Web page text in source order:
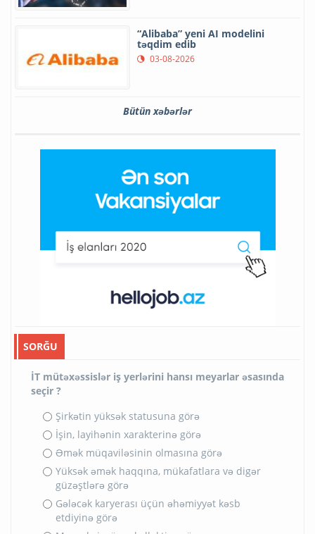
“Alibaba” yeni AI modelini
təqdim edib
03-08-2026
Bütün xəbərlər
SORĞU
İT mütəxəssislər iş yerlərini hansı meyarlar əsasında
seçir ?
Şirkətin yüksək statusuna görə
İşin, layihənin xarakterinə görə
Əmək müqaviləsinin olmasına görə
Yüksək əmək haqqına, mükafatlara və digər
güzəştlərə görə
Gələcək karyerası üçün əhəmiyyət kəsb
etdiyinə görə